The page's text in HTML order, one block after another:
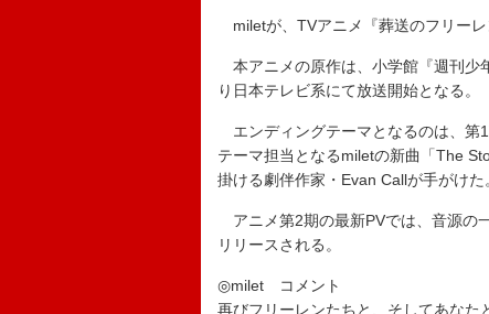
miletが、TVアニメ『葬送のフリーレ
本アニメの原作は、小学館『週刊少
り日本テレビ系にて放送開始となる。
エンディングテーマとなるのは、第
テーマ担当となるmiletの新曲「The
掛ける劇伴作家・Evan Callが手がけた
アニメ第2期の最新PVでは、音源の
リリースされる。
◎milet コメント
再びフリーレンたちと、そしてあなた